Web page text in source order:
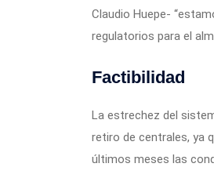
Claudio Huepe-
regulatorios para el
Factibilidad
La estrechez del
retiro de centrales, ya
últimos meses las